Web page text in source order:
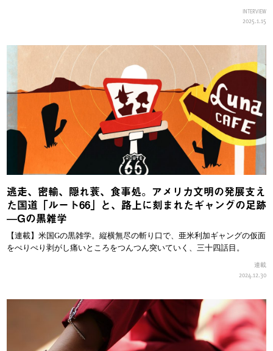
INTERVIEW
2025.1.15
逃走、密輸、隠れ蓑、食事処。アメリカ文明の発展支え
た国道「ルート66」と、路上に刻まれたギャングの足跡
—Gの黒雑学
【連載】米国Gの黒雑学。縦横無尽の斬り口で、亜米利加ギャングの仮面
をぺりぺり剥がし痛いところをつんつん突いていく、三十四話目。
連載
2024.12.30